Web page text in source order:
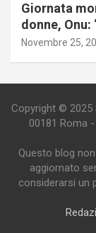
Giornata
donne,
Novembre 25,
Copyright © 2025
00181 Roma
Questo blog
aggiornato
considerarsi un